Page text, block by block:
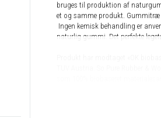
bruges til produktion af
et og samme produkt. Gummitræ
Ingen kemisk behandling er
naturlig gummi. Det perfekte
som 100% biobaseret